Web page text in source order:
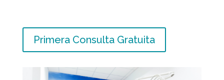
Primera Consulta Gratuita